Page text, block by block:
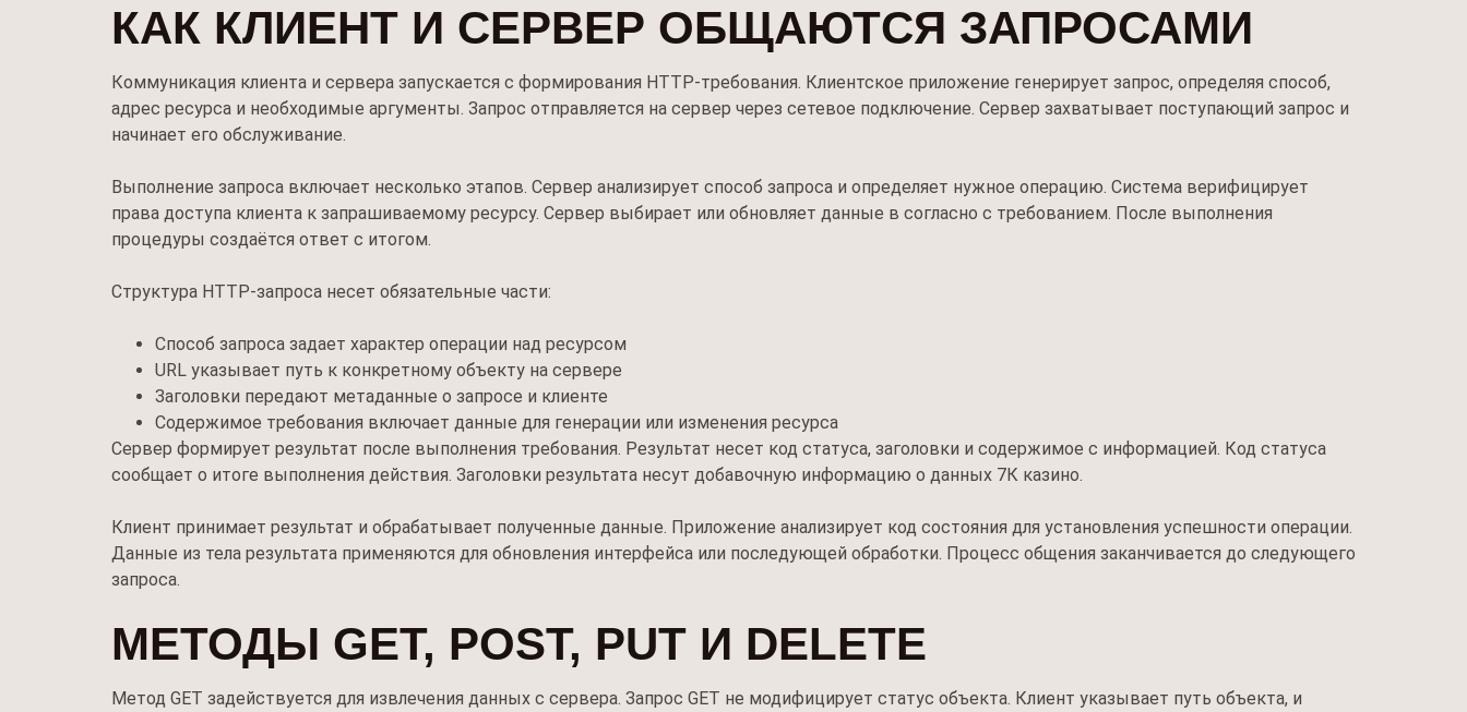
КАК КЛИЕНТ И СЕРВЕР ОБЩАЮТСЯ ЗАПРОСАМИ
Коммуникация клиента и сервера запускается с формирования HTTP-требования. Клиентское приложение генерирует запрос, определяя способ,
адрес ресурса и необходимые аргументы. Запрос отправляется на сервер через сетевое подключение. Сервер захватывает поступающий запрос и
начинает его обслуживание.
Выполнение запроса включает несколько этапов. Сервер анализирует способ запроса и определяет нужное операцию. Система верифицирует
права доступа клиента к запрашиваемому ресурсу. Сервер выбирает или обновляет данные в согласно с требованием. После выполнения
процедуры создаётся ответ с итогом.
Структура HTTP-запроса несет обязательные части:
Способ запроса задает характер операции над ресурсом
URL указывает путь к конкретному объекту на сервере
Заголовки передают метаданные о запросе и клиенте
Содержимое требования включает данные для генерации или изменения ресурса
Сервер формирует результат после выполнения требования. Результат несет код статуса, заголовки и содержимое с информацией. Код статуса
сообщает о итоге выполнения действия. Заголовки результата несут добавочную информацию о данных 7К казино.
Клиент принимает результат и обрабатывает полученные данные. Приложение анализирует код состояния для установления успешности операции.
Данные из тела результата применяются для обновления интерфейса или последующей обработки. Процесс общения заканчивается до следующего
запроса.
МЕТОДЫ GET, POST, PUT И DELETE
Метод GET задействуется для извлечения данных с сервера. Запрос GET не модифицирует статус объекта. Клиент указывает путь объекта, и